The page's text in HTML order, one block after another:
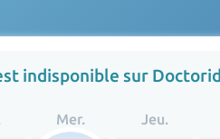
indisponible sur
Mer. Jeu.